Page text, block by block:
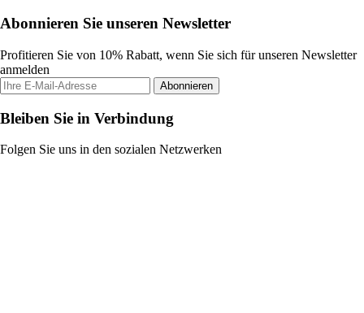
Abonnieren Sie unseren Newsletter
Profitieren Sie von 10% Rabatt, wenn Sie sich für unseren Newsletter
anmelden
Abonnieren
Bleiben Sie in Verbindung
Folgen Sie uns in den sozialen Netzwerken